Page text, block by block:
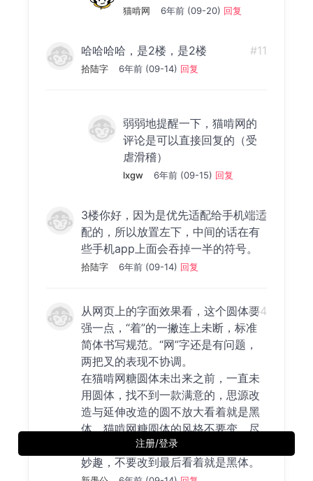
注册/登录
猫啃网 6年前 (09-20) 回复
哈哈哈哈，是2楼，是2楼
拾陆字 6年前 (09-14) 回复
#11
弱弱地提醒一下，猫啃网的
评论是可以直接回复的（受
虐滑稽）
lxgw 6年前 (09-15) 回复
3楼你好，因为是优先适配给手机端适
配的，所以放置左下，中间的话在有
些手机app上面会吞掉一半的符号。
拾陆字 6年前 (09-14) 回复
#13
从网页上的字面效果看，这个圆体要
强一点，“着”的一撇连上未断，标准
简体书写规范。“网”字还是有问题，
两把叉的表现不协调。
在猫啃网糖圆体未出来之前，一直未
用圆体，找不到一款满意的，思源改
造与延伸改造的圆不放大看着就是黑
体。猫啃网糖圆体的风格不要变，尽
管有些字不是简体书写规范，但自有
妙趣，不要改到最后看着就是黑体。
#14